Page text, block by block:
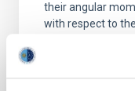
their angular
with respect to
Fecha de